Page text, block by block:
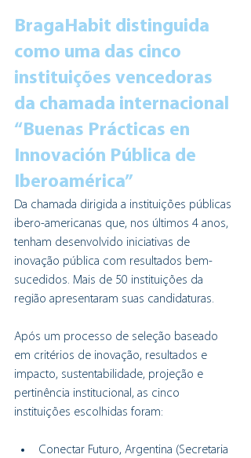
BragaHabit distinguida
como uma das cinco
instituições vencedoras
da chamada internacional
“Buenas Prácticas en
Innovación Pública de
Iberoamérica”
Da chamada dirigida a instituições públicas
ibero-americanas que, nos últimos 4 anos,
tenham desenvolvido iniciativas de
inovação pública com resultados bem-
sucedidos. Mais de 50 instituições da
região apresentaram suas candidaturas.
Após um processo de seleção baseado
em critérios de inovação, resultados e
impacto, sustentabilidade, projeção e
pertinência institucional, as cinco
instituições escolhidas foram:
Conectar Futuro, Argentina (Secretaria